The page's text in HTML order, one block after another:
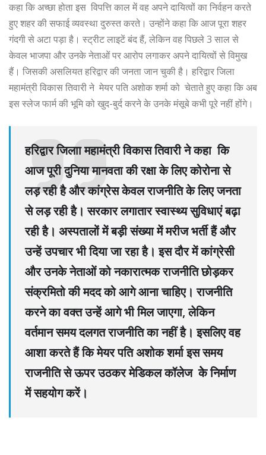
कहा कि अच्छा होता इस विपत्ति काल में वह अपने दायित्वों का निर्वहन करते
हुए शहर की सफाई व्यवस्था दुरुस्त करते। उन्होंने कहा कि आज पूरा शहर
गंदगी से अटा पड़ा है। स्ट्रीट लाइटें बंद हैं, लेकिन वह पिछले 3 साल से
केवल भाजपा और उनके नेताओं पर आरोप लगाकर अपने दायित्वों से विमुख
हैं। जिसकी असलियत हरिद्वार की जनता जान चुकी है। हरिद्वार जिला
महामंत्री विकास तिवारी ने मेयर पति अशोक शर्मा को चेताते हुए कहा कि अब
इस स्लेज फार्म की भूमि को खुद-बुर्द करने के उनके मंसूबे कभी पूरे नहीं होंगे।
हरिद्वार जिलाा महामंत्री विकास तिवारी ने कहा कि
आज पूरी दुनिया मानवता की रक्षा के लिए कोरोना से
लड़ रही है और कांग्रेस केवल राजनीति के लिए जनता
से लड़ रही है। सरकार लगातार स्वास्थ्य सुविधाएं बढ़ा
रही है। अस्पतालों में बड़ी संख्या में मरीज भर्ती हैं और
उन्हें उपचार भी दिया जा रहा है। इस दौर में कांग्रेसी
और उनके नेताओं को नकारात्मक राजनीति छोड़कर
संक्रमितो की मदद को आगे आना चाहिए। राजनीति
करने का वक्त उन्हें आगे भी मिल जाएगा, लेकिन
वर्तमान समय दलगत राजनीति का नहीं है। इसलिए वह
आशा करते हैं कि मेयर पति अशोक शर्मा इस समय
राजनीति से ऊपर उठकर मेडिकल कॉलेज केे निर्माण
में सहयोग करें।